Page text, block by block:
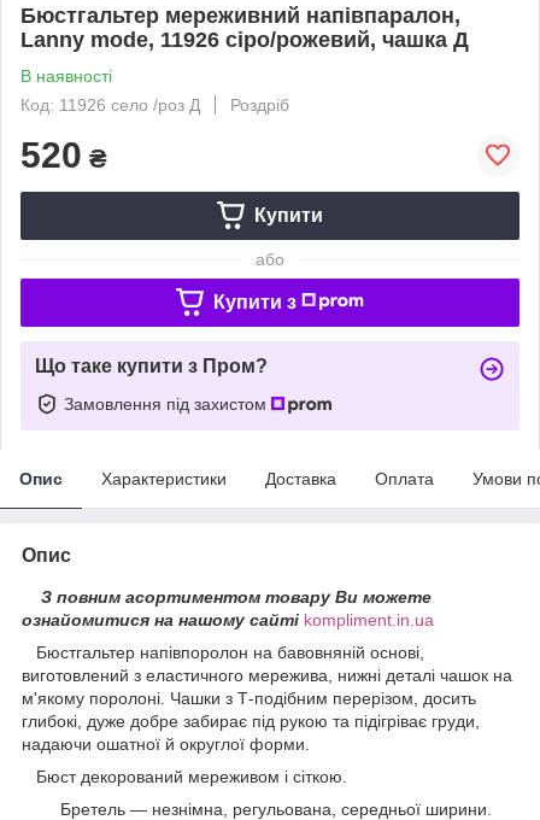
Бюстгальтер мереживний напівпаралон,
Lanny mode, 11926 сіро/рожевий, чашка Д
В наявності
Код: 11926 село /роз Д
Роздріб
520 ₴
Купити
або
Купити з
Що таке купити з Пром?
Замовлення під захистом
Опис Характеристики Доставка Оплата Умови
Опис
З повним асортиментом товару Ви можете
ознайомитися на нашому сайті kompliment.in.ua
Бюстгальтер напівпоролон на бавовняній основі,
виготовлений з еластичного мережива, нижні деталі чашок на
м'якому поролоні. Чашки з Т-подібним перерізом, досить
глибокі, дуже добре забирає під рукою та підігріває груди,
надаючи ошатної й округлої форми.
Бюст декорований мереживом і сіткою.
Бретель — незнімна, регульована, середньої ширини.